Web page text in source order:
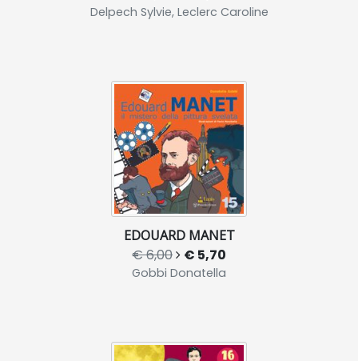
Delpech Sylvie, Leclerc Caroline
EDOUARD MANET
€ 6,00 € 5,70
Gobbi Donatella